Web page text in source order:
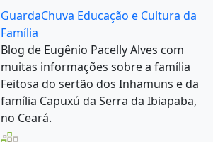
GuardaChuva Educação e Cultura da
Família
Blog de Eugênio Pacelly Alves com
muitas informações sobre a família
Feitosa do sertão dos Inhamuns e da
família Capuxú da Serra da Ibiapaba,
no Ceará.